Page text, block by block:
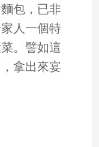
包，已非
人一個特
。譬如這
拿出來宴